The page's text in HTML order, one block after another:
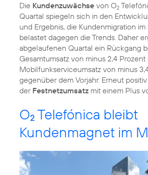
Die Kundenzuwächse von O2
Quartal spiegeln sich in den
und Ergebnis, die Kundenmigration
belastet dagegen die Trends. Daher
abgelaufenen Quartal ein Rückgang
Gesamtumsatz von minus 2,4
Mobilfunkserviceumsatz von minus
gegenüber dem Vorjahr. Erneut
der Festnetzumsatz mit einem Plus
O2 Telefónica bleibt
Kundenmagnet im